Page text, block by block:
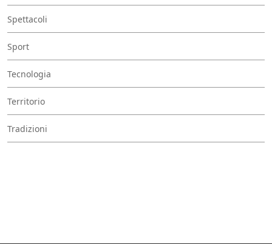
Spettacoli
Sport
Tecnologia
Territorio
Tradizioni